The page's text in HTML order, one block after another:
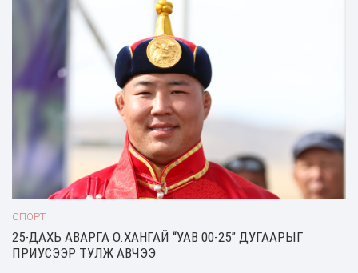
СПОРТ
25-ДАХЬ АВАРГА О.ХАНГАЙ “УАВ 00-25” ДУГААРЫГ
ПРИУСЭЭР ТУЛЖ АВЧЭЭ